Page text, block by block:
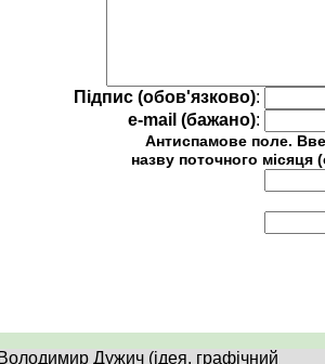
Підпис (обов'язково):
e-mail (бажано):
Антиспамове поле.
назву поточного
Дужич (ідея, графічний